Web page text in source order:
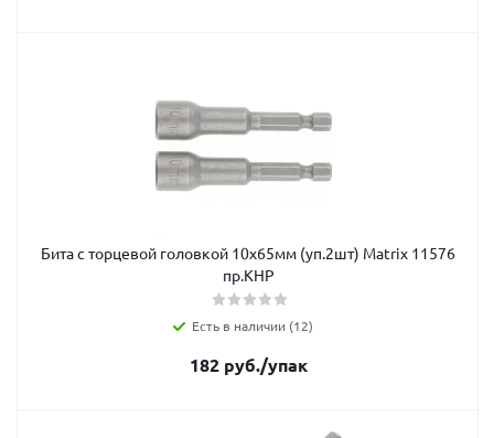
Бита с торцевой головкой 10х65мм (уп.2шт) Matrix 11576
пр.КНР
Есть в наличии (12)
182руб./упак